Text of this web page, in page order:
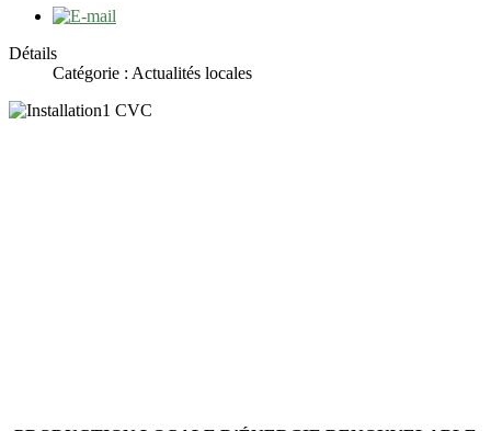
Détails
Catégorie : Actualités locales